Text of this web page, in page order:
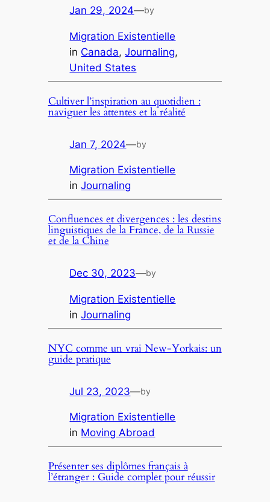
Jan 29, 2024—by
Migration Existentielle
in Canada, Journaling
United States
Cultiver l’inspiration au quotidien :
naviguer les attentes et la réalité
Jan 7, 2024—by
Migration Existentielle
inJournaling
Confluences et divergences : les destins
linguistiques de la France, de la Russie
et de la Chine
Dec 30, 2023—by
Migration Existentielle
inJournaling
NYC comme un vrai New-Yorkais: un
guide pratique
Jul 23, 2023—by
Migration Existentielle
in Moving Abroad
Présenter ses diplômes français à
l’étranger : Guide complet pour réussir